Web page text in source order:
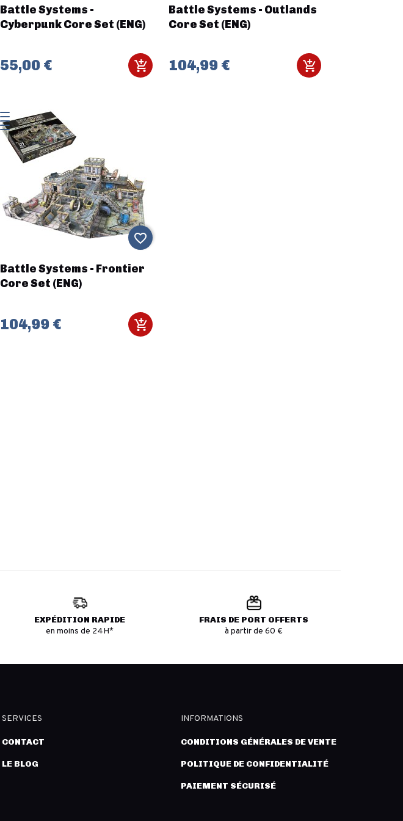
Battle Systems -
Cyberpunk Core Set (ENG)
55,00 €
Battle Systems - Outlands
Core Set (ENG)
104,99 €
Battle Systems - Frontier
Core Set (ENG)
104,99 €
favorite_border
EXPÉDITION RAPIDE
en moins de 24H*
FRAIS DE PORT OFFERTS
à partir de 60 €
SERVICES
CONTACT
LE BLOG
INFORMATIONS
CONDITIONS GÉNÉRALES DE VENTE
POLITIQUE DE CONFIDENTIALITÉ
PAIEMENT SÉCURISÉ